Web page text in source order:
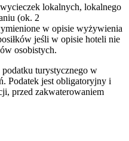
lokalnych, lokalnego
(ok. 2
w opisie wyżywienia
jeśli w opisie hoteli nie
osobistych.
turystycznego w
Podatek jest obligatoryjny i
przed zakwaterowaniem